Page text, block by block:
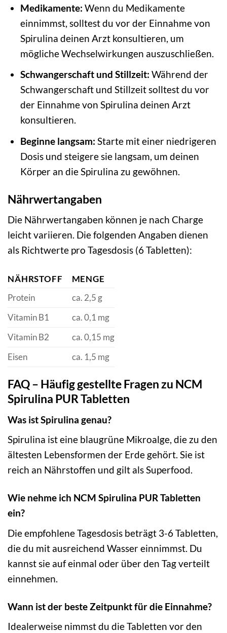
Medikamente: Wenn du Medikamente
einnimmst, solltest du vor der Einnahme von
Spirulina deinen Arzt konsultieren, um
mögliche Wechselwirkungen auszuschließen.
Schwangerschaft und Stillzeit: Während der
Schwangerschaft und Stillzeit solltest du vor
der Einnahme von Spirulina deinen Arzt
konsultieren.
Beginne langsam: Starte mit einer niedrigeren
Dosis und steigere sie langsam, um deinen
Körper an die Spirulina zu gewöhnen.
Nährwertangaben
Die Nährwertangaben können je nach Charge
leicht variieren. Die folgenden Angaben dienen
als Richtwerte pro Tagesdosis (6 Tabletten):
NÄHRSTOFF
MENGE
Protein
ca. 2,5 g
Vitamin B1
ca. 0,1 mg
Vitamin B2
ca. 0,15 mg
Eisen
ca. 1,5 mg
FAQ – Häufig gestellte Fragen zu NCM
Spirulina PUR Tabletten
Was ist Spirulina genau?
Spirulina ist eine blaugrüne Mikroalge, die zu den
ältesten Lebensformen der Erde gehört. Sie ist
reich an Nährstoffen und gilt als Superfood.
Wie nehme ich NCM Spirulina PUR Tabletten
ein?
Die empfohlene Tagesdosis beträgt 3-6 Tabletten,
die du mit ausreichend Wasser einnimmst. Du
kannst sie auf einmal oder über den Tag verteilt
einnehmen.
Wann ist der beste Zeitpunkt für die Einnahme?
Idealerweise nimmst du die Tabletten vor den